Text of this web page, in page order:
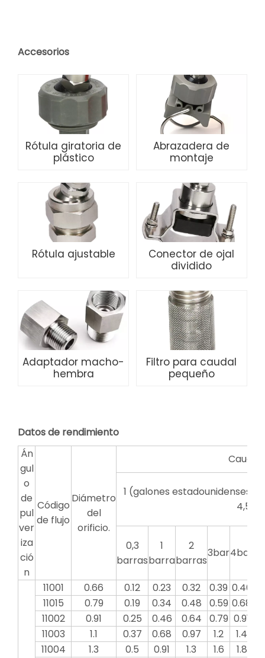
Accesorios
Rótula giratoria de
plástico
Abrazadera de
montaje
Rótula ajustable
Conector de ojal
dividido
Adaptador macho-
hembra
Filtro para caudal
pequeño
Datos de rendimiento
Án
gul
o
de
pul
ver
iza
ció
n
Código
de flujo
Diámetro
del
orificio.
1 (galones estadounidenses)
0,3
barras
1
barra
2
barras
3bar4bar
11001 0.66 0.12 0.23 0.32 0.39 0.46
11015
0.79 0.19 0.34 0.48 0.59 0.68
11002
0.91 0.25 0.46 0.64 0.79 0.91
11003
1.1 0.37 0.68 0.97 1.2 1.4
11004
1.3 0.5 0.91 1.3 1.6 1.8